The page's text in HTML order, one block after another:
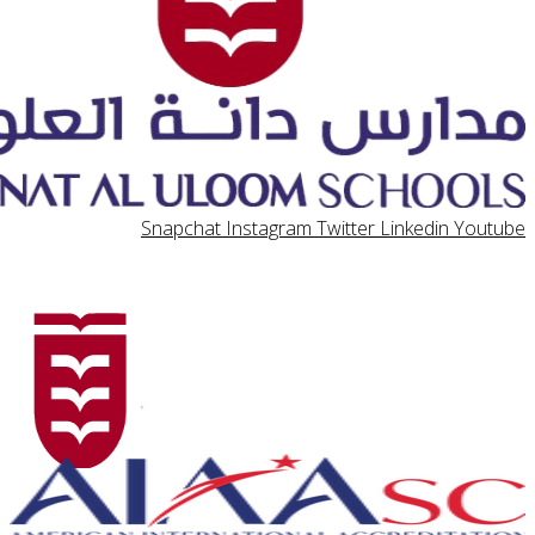
SnapchatInstagram Twitter Linkedin